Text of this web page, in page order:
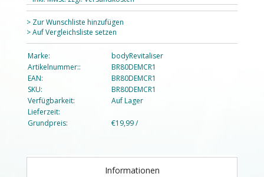
> Zur Wunschliste hinzufügen
> Auf Vergleichsliste setzen
Marke:
bodyRevitaliser
Artikelnummer::
BR80DEMCR1
EAN:
BR80DEMCR1
SKU:
BR80DEMCR1
Verfügbarkeit:
Auf Lager
Lieferzeit:
Grundpreis:
€19,99 /
Informationen